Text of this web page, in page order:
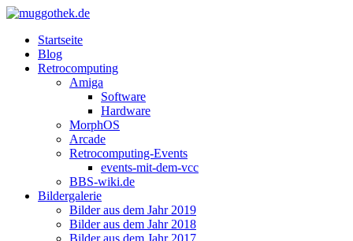
Startseite
Blog
Retrocomputing
Amiga
Software
Hardware
MorphOS
Arcade
Retrocomputing-Events
events-mit-dem-vcc
BBS-wiki.de
Bildergalerie
Bilder aus dem Jahr 2019
Bilder aus dem Jahr 2018
Bilder aus dem Jahr 2017